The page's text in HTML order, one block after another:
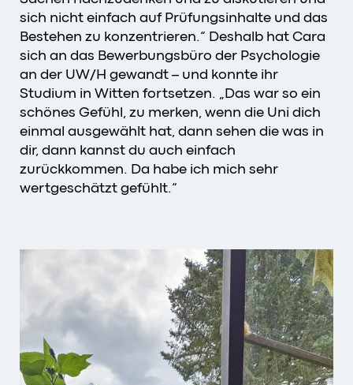
sich nicht einfach auf Prüfungsinhalte und das
Bestehen zu konzentrieren.“ Deshalb hat Cara
sich an das Bewerbungsbüro der Psychologie
an der UW/H gewandt – und konnte ihr
Studium in Witten fortsetzen. „Das war so ein
schönes Gefühl, zu merken, wenn die Uni dich
einmal ausgewählt hat, dann sehen die was in
dir, dann kannst du auch einfach
zurückkommen. Da habe ich mich sehr
wertgeschätzt gefühlt.“